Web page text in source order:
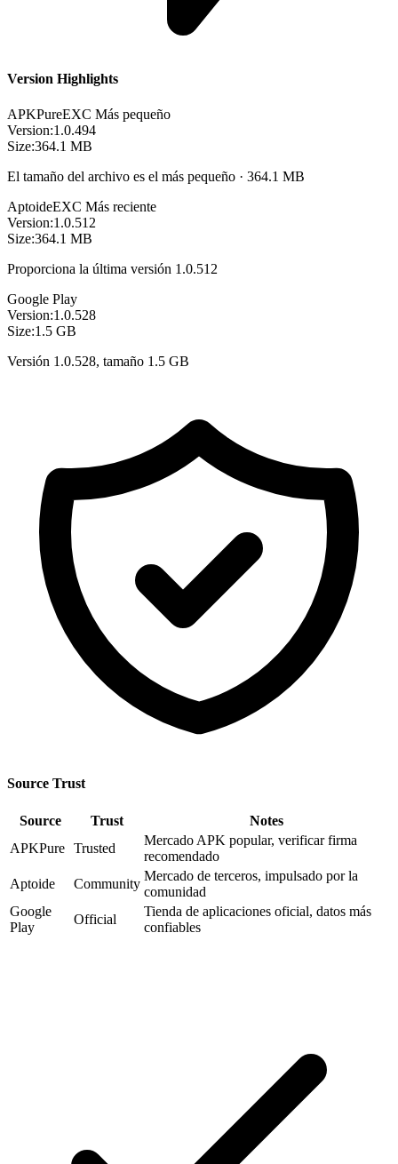
Version Highlights
APKPureEXC Más pequeño
Version:1.0.494
Size:364.1 MB
El tamaño del archivo es el más pequeño · 364.1 MB
AptoideEXC Más reciente
Version:1.0.512
Size:364.1 MB
Proporciona la última versión 1.0.512
Google Play
Version:1.0.528
Size:1.5 GB
Versión 1.0.528, tamaño 1.5 GB
Source Trust
Source Trust
Notes
APKPure Trusted
Mercado APK popular, verificar firma
recomendado
Aptoide
Community
Mercado de terceros, impulsado por la
comunidad
Google
Play
Official
Tienda de aplicaciones oficial, datos más
confiables